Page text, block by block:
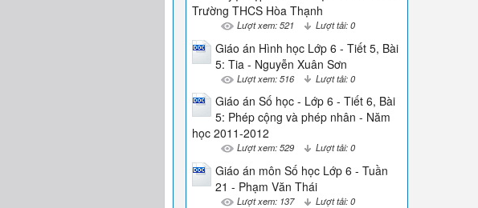
Trường THCS Hòa Thạnh
Lượt xem: 521 Lượt tải: 0
Giáo án Hình học Lớp 6 - Tiết 5, Bài
5: Tia - Nguyễn Xuân Sơn
Lượt xem: 516 Lượt tải: 0
Giáo án Số học - Lớp 6 - Tiết 6, Bài
5: Phép cộng và phép nhân - Năm
học 2011-2012
Lượt xem: 529 Lượt tải: 0
Giáo án môn Số học Lớp 6 - Tuần
21 - Phạm Văn Thái
Lượt xem: 137 Lượt tải: 0